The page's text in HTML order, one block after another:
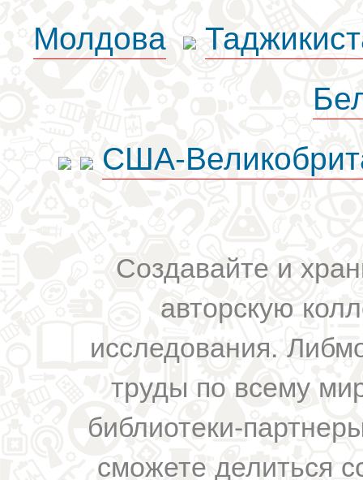
Молдова
США-
Создавайте и
авторскую
исследования.
труды по всему
библиотеки-
сможете делиться